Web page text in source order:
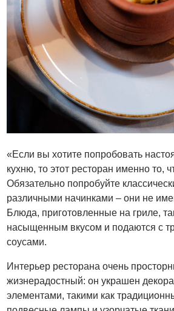
«Если вы хотите попробовать
кухню, то этот ресторан именно то,
Обязательно попробуйте
различными начинками – они не
Блюда, приготовленные на гриле,
насыщенным вкусом и подаются с
соусами.
Интерьер ресторана очень
жизнерадостный: он украшен
элементами, такими как